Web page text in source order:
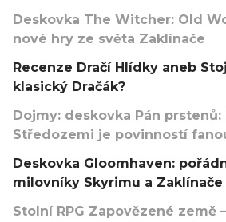
Deskovka The Witcher: Old
nové hry ze světa Zaklínače
Recenze Dračí Hlídky aneb
klasický Dračák?
Dojmy: deskovka Pán
Středozemi je povinností
Deskovka Gloomhaven:
milovníky Skyrimu a Zaklínače
Stolní RPG Zapovězené země